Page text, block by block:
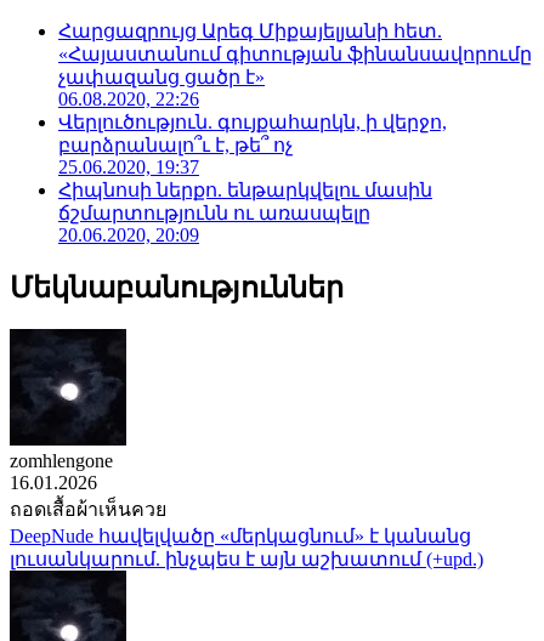
Հարցազրույց Արեգ Միքայելյանի հետ.
«Հայաստանում գիտության ֆինանսավորումը
չափազանց ցածր է»
06.08.2020, 22:26
Վերլուծություն. գույքահարկն, ի վերջո,
բարձրանալո՞ւ է, թե՞ ոչ
25.06.2020, 19:37
Հիպնոսի ներքո. ենթարկվելու մասին
ճշմարտությունն ու առասպելը
20.06.2020, 20:09
Մեկնաբանություններ
zomhlengone
16.01.2026
ถอดเสื้อผ้าเห็นควย
DeepNude հավելվածը «մերկացնում» է կանանց
լուսանկարում. ինչպես է այն աշխատում (+upd.)